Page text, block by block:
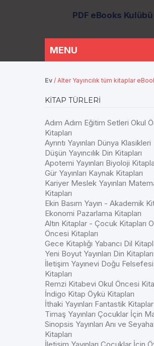
PDF eBooks Kulübü
Ev / Alter Yayıncılık tüm kitaplar
KITAP TÜRLERI
Adım Adım Eğitim Setleri Okul
Kitapları
Ayrıntı Yayınları Dünya Klasikleri
Düşün Yayıncılık Din Kitapları
Apotemi Yayınları Biyoloji
Gür Yayınları Kaynak Kitapları
Kariyer Meslek Yayınları
Kitapları
Ekin Basım Yayın - Akademik
Ekonomi Pazarlama Kitapları
Altın Kitaplar - Çocuk Kitapları
Öncesi Kitapları
Gece Kitaplığı Yabancı Dil
Yeni Boyut Yayınları Din Kitapları
İletişim Yayınevi Doğu Felsefesi
Kitapları
Remzi Kitabevi Okul Öncesi
İndigo Kitap Öykü Kitapları
İthaki Yayınları Fantastik Kitaplar
Timaş Yayınları Çocuklar İçin
Sinopsis Yayınları Anı ve
Kitapları